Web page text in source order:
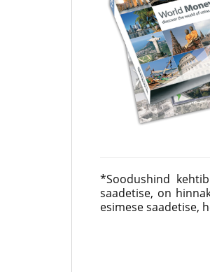
*Soodushind
saadetise, on
esimese saadetise,